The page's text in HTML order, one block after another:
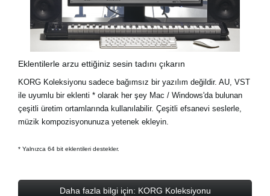
Eklentilerle arzu ettiğiniz sesin tadını çıkarın
KORG Koleksiyonu sadece bağımsız bir yazılım değildir. AU, VST
ile uyumlu bir eklenti * olarak her şey Mac / Windows'da bulunan
çeşitli üretim ortamlarında kullanılabilir. Çeşitli efsanevi seslerle,
müzik kompozisyonunuza yetenek ekleyin.
* Yalnızca 64 bit eklentileri destekler.
Daha fazla bilgi için: KORG Koleksiyonu